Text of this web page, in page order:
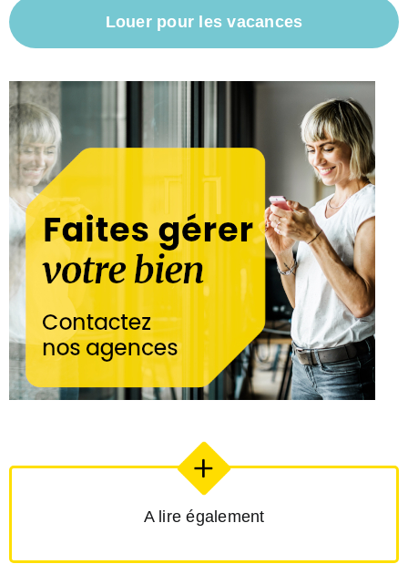
Louer pour les vacances
A lire également